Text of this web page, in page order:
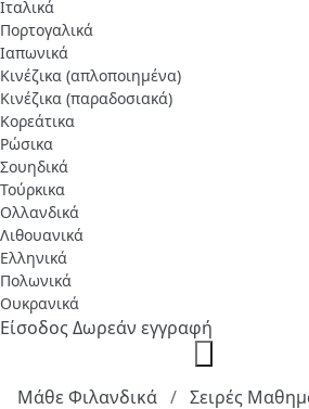
Ιταλικά
Πορτογαλικά
Ιαπωνικά
Κινέζικα (απλοποιημένα)
Κινέζικα (παραδοσιακά)
Κορεάτικα
Ρώσικα
Σουηδικά
Τούρκικα
Ολλανδικά
Λιθουανικά
Ελληνικά
Πολωνικά
Ουκρανικά
ΕίσοδοςΔωρεάν εγγραφή
Μάθε Φιλανδικά
Σειρές